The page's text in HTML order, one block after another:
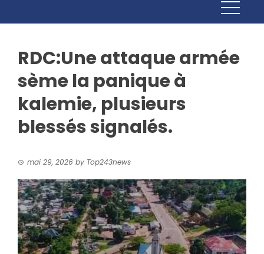
RDC:Une attaque armée
sème la panique à
kalemie, plusieurs
blessés signalés.
mai 29, 2026 by Top243news